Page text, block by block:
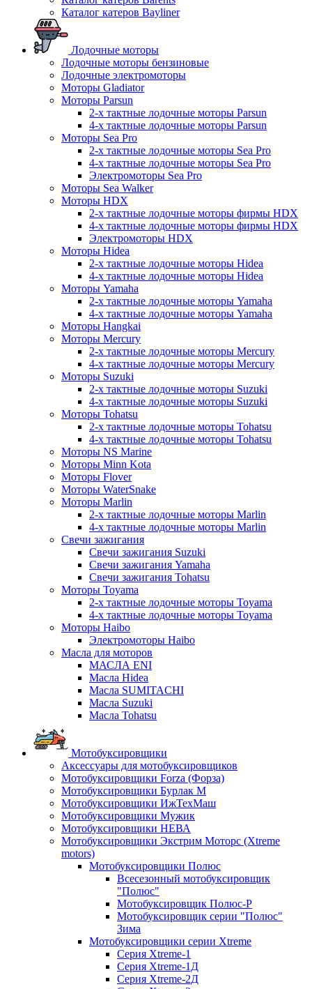
Каталог катеров Bayliner
Лодочные моторы
Лодочные моторы бензиновые
Лодочные электромоторы
Моторы Gladiator
Моторы Parsun
2-х тактные лодочные моторы Parsun
4-х тактные лодочные моторы Parsun
Моторы Sea Pro
2-х тактные лодочные моторы Sea Pro
4-х тактные лодочные моторы Sea Pro
Электромоторы Sea Pro
Моторы Sea Walker
Моторы HDX
2-х тактные лодочные моторы фирмы HDX
4-х тактные лодочные моторы фирмы HDX
Электромоторы HDX
Моторы Hidea
2-х тактные лодочные моторы Hidea
4-х тактные лодочные моторы Hidea
Моторы Yamaha
2-х тактные лодочные моторы Yamaha
4-х тактные лодочные моторы Yamaha
Моторы Hangkai
Моторы Mercury
2-х тактные лодочные моторы Mercury
4-х тактные лодочные моторы Mercury
Моторы Suzuki
2-х тактные лодочные моторы Suzuki
4-х тактные лодочные моторы Suzuki
Моторы Tohatsu
2-х тактные лодочные моторы Tohatsu
4-х тактные лодочные моторы Tohatsu
Моторы NS Marine
Моторы Minn Kota
Моторы Flover
Моторы WaterSnake
Моторы Marlin
2-х тактные лодочные моторы Marlin
4-х тактные лодочные моторы Marlin
Свечи зажигания
Свечи зажигания Suzuki
Свечи зажигания Yamaha
Свечи зажигания Tohatsu
Моторы Toyama
2-х тактные лодочные моторы Toyama
4-х тактные лодочные моторы Toyama
Моторы Haibo
Электромоторы Haibo
Масла для моторов
МАСЛА ENI
Масла Hidea
Масла SUMITACHI
Масла Suzuki
Масла Tohatsu
Мотобуксировщики
Аксессуары для мотобуксировщиков
Мотобуксировщики Forza (Форза)
Мотобуксировщики Бурлак М
Мотобуксировщики ИжТехМаш
Мотобуксировщики Мужик
Мотобуксировщики НЕВА
Мотобуксировщики Экстрим Моторс (Xtreme
motors)
Мотобуксировщики Полюс
Всесезонный мотобуксировщик
"Полюс"
Мотобуксировщик Полюс-Р
Мотобуксировщик серии "Полюс"
Зима
Мотобуксировщики серии Xtreme
Серия Xtreme-1
Серия Xtreme-1Д
Серия Xtreme-2Д